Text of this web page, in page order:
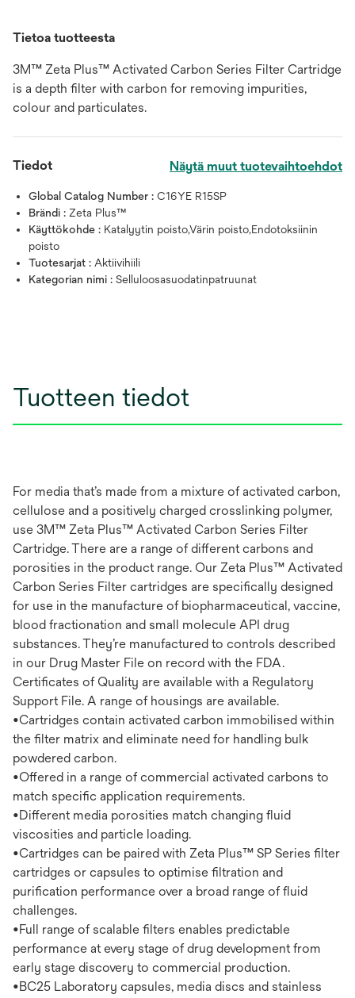
Tietoa tuotteesta
3M™ Zeta Plus™ Activated Carbon Series Filter Cartridge
is a depth filter with carbon for removing impurities,
colour and particulates.
Tiedot Näytä muut tuotevaihtoehdot
Global Catalog Number : C16YE R15SP
Brändi : Zeta Plus™
Käyttökohde : Katalyytin poisto,Värin poisto,Endotoksiinin
poisto
Tuotesarjat : Aktiivihiili
Kategorian nimi : Selluloosasuodatinpatruunat
Tuotteen tiedot
For media that’s made from a mixture of activated carbon,
cellulose and a positively charged crosslinking polymer,
use 3M™ Zeta Plus™ Activated Carbon Series Filter
Cartridge. There are a range of different carbons and
porosities in the product range. Our Zeta Plus™ Activated
Carbon Series Filter cartridges are specifically designed
for use in the manufacture of biopharmaceutical, vaccine,
blood fractionation and small molecule API drug
substances. They’re manufactured to controls described
in our Drug Master File on record with the FDA.
Certificates of Quality are available with a Regulatory
Support File. A range of housings are available.
•Cartridges contain activated carbon immobilised within
the filter matrix and eliminate need for handling bulk
powdered carbon.
•Offered in a range of commercial activated carbons to
match specific application requirements.
•Different media porosities match changing fluid
viscosities and particle loading.
•Cartridges can be paired with Zeta Plus™ SP Series filter
cartridges or capsules to optimise filtration and
purification performance over a broad range of fluid
challenges.
•Full range of scalable filters enables predictable
performance at every stage of drug development from
early stage discovery to commercial production.
•BC25 Laboratory capsules, media discs and stainless